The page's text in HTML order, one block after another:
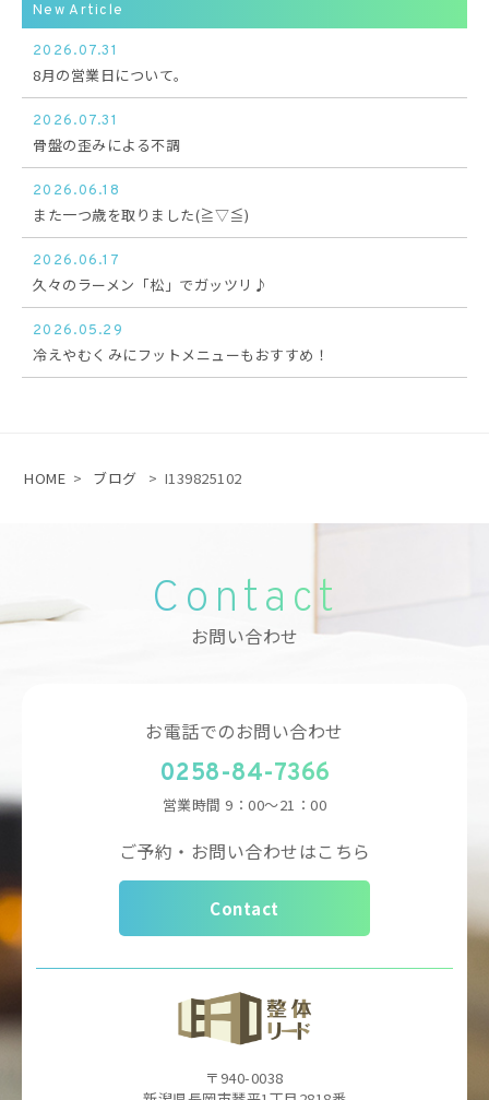
New Article
2026.07.31
8月の営業日について。
2026.07.31
骨盤の歪みによる不調
2026.06.18
また一つ歳を取りました(≧▽≦)
2026.06.17
久々のラーメン「松」でガッツリ♪
2026.05.29
冷えやむくみにフットメニューもおすすめ！
HOME > ブログ > I139825102
Contact
お問い合わせ
お電話でのお問い合わせ
0258-84-7366
営業時間9：00～21：00
ご予約・お問い合わせはこちら
Contact
〒940-0038